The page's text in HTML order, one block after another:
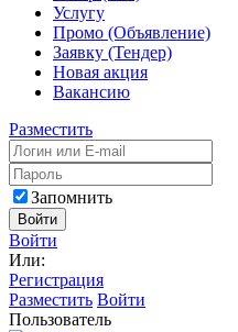
Услугу
Промо (Объявление)
Заявку (Тендер)
Новая акция
Вакансию
Разместить
Запомнить
Войти
Войти
Или:
Регистрация
Разместить Войти
Пользователь